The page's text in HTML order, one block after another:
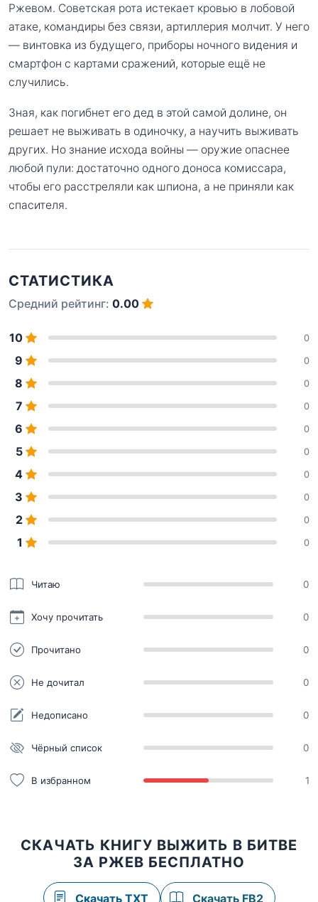
Ржевом. Советская рота истекает кровью в лобовой
атаке, командиры без связи, артиллерия молчит. У него
— винтовка из будущего, приборы ночного видения и
смартфон с картами сражений, которые ещё не
случились.
Зная, как погибнет его дед в этой самой долине, он
решает не выживать в одиночку, а научить выживать
других. Но знание исхода войны — оружие опаснее
любой пули: достаточно одного доноса комиссара,
чтобы его расстреляли как шпиона, а не приняли как
спасителя.
СТАТИСТИКА
Средний рейтинг: 0.00
10 0
9 0
8 0
7 0
6 0
5 0
4 0
3 0
2 0
1 0
Читаю 0
Хочу прочитать 0
Прочитано 0
Не дочитал 0
Недописано 0
Чёрный список 0
В избранном 1
СКАЧАТЬ КНИГУ ВЫЖИТЬ В БИТВЕ
ЗА РЖЕВ БЕСПЛАТНО
Скачать TXT Скачать FB2